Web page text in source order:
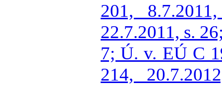
201,
22.7.2011, s.
7; Ú. v. EÚ C
214,